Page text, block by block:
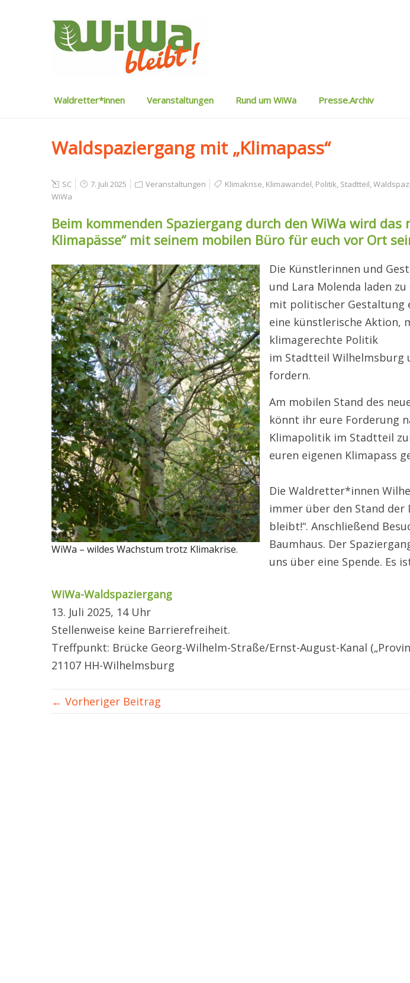
Waldretter*innen Veranstaltungen Rund um WiWa Presse.Archiv
Waldspaziergang mit „Klimapass“
SC 7. Juli 2025 Veranstaltungen Klimakrise, Klimawandel, Politik, Stadtteil,
WiWa
Beim kommenden Spaziergang durch den WiWa wird das
Klimapässe“ mit seinem mobilen Büro für euch vor Ort
WiWa – wildes Wachstum trotz Klimakrise.
Die Künstlerinnen und
und Lara Molenda laden
mit politischer Gestaltung
eine künstlerische Aktion,
klimagerechte Politik
im Stadtteil Wilhelmsburg
fordern.
Am mobilen Stand des
könnt ihr eure Forderung
Klimapolitik im Stadtteil
euren eigenen Klimapass
Die Waldretter*innen
immer über den Stand der
bleibt!“. Anschließend
Baumhaus. Der
uns über eine Spende. Es
WiWa-Waldspaziergang
13. Juli 2025, 14 Uhr
Stellenweise keine Barrierefreiheit.
Treffpunkt: Brücke Georg-Wilhelm-Straße/Ernst-August-Kanal
21107 HH-Wilhelmsburg
← Vorheriger Beitrag